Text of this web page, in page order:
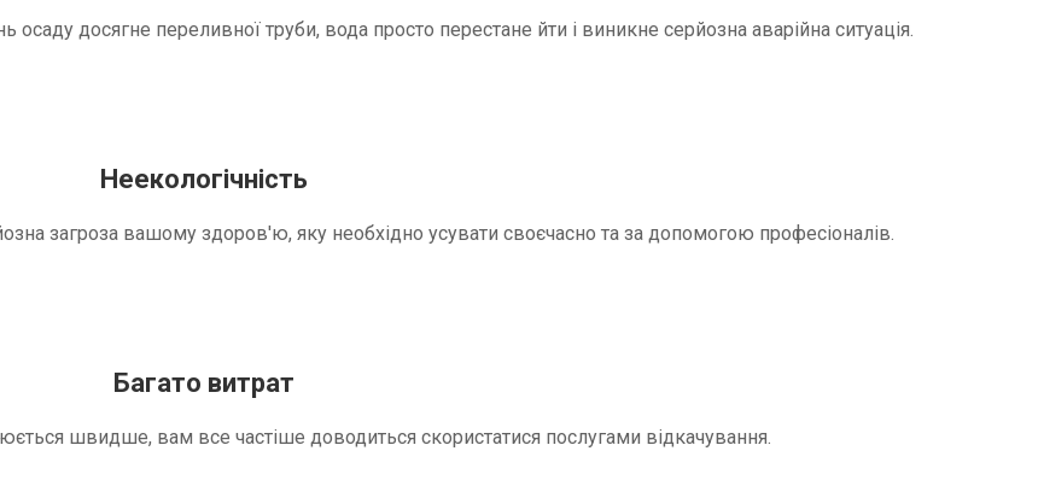
досягне переливної труби, вода просто перестане йти і виникне серйозна аварійна ситуація.
Неекологічність
загроза вашому здоров'ю, яку необхідно усувати своєчасно та за допомогою професіоналів.
Багато витрат
швидше, вам все частіше доводиться скористатися послугами відкачування.